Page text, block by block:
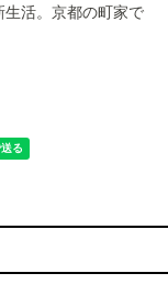
活。京都の町家で